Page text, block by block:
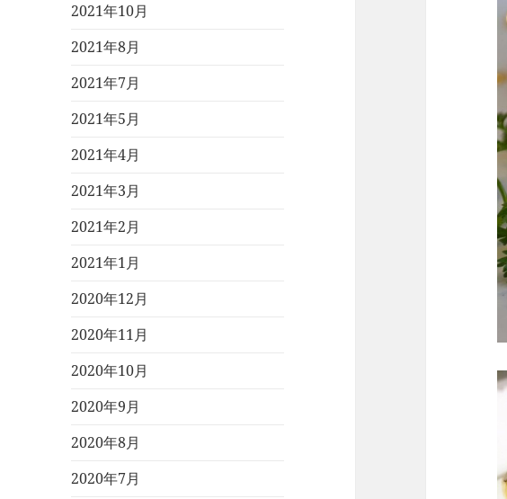
2021年10月
2021年8月
2021年7月
2021年5月
2021年4月
2021年3月
2021年2月
2021年1月
2020年12月
2020年11月
2020年10月
2020年9月
2020年8月
2020年7月